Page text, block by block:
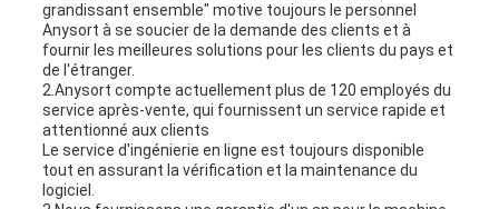
grandissant ensemble" motive toujours le personnel
Anysort à se soucier de la demande des clients et à
fournir les meilleures solutions pour les clients du pays et
de l'étranger.
2.Anysort compte actuellement plus de 120 employés du
service après-vente, qui fournissent un service rapide et
attentionné aux clients
Le service d'ingénierie en ligne est toujours disponible
tout en assurant la vérification et la maintenance du
logiciel.